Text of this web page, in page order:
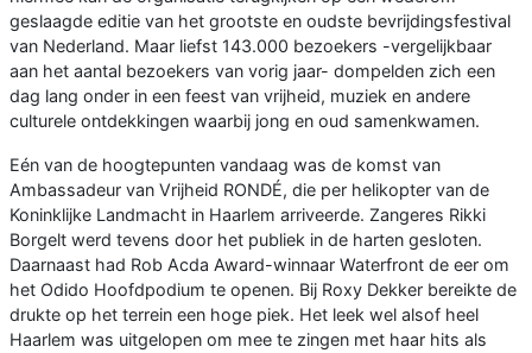
geslaagde editie van het grootste en oudste bevrijdingsfestival
van Nederland. Maar liefst 143.000 bezoekers -vergelijkbaar
aan het aantal bezoekers van vorig jaar- dompelden zich een
dag lang onder in een feest van vrijheid, muziek en andere
culturele ontdekkingen waarbij jong en oud samenkwamen.
Eén van de hoogtepunten vandaag was de komst van
Ambassadeur van Vrijheid RONDÉ, die per helikopter van de
Koninklijke Landmacht in Haarlem arriveerde. Zangeres Rikki
Borgelt werd tevens door het publiek in de harten gesloten.
Daarnaast had Rob Acda Award-winnaar Waterfront de eer om
het Odido Hoofdpodium te openen. Bij Roxy Dekker bereikte de
drukte op het terrein een hoge piek. Het leek wel alsof heel
Haarlem was uitgelopen om mee te zingen met haar hits als